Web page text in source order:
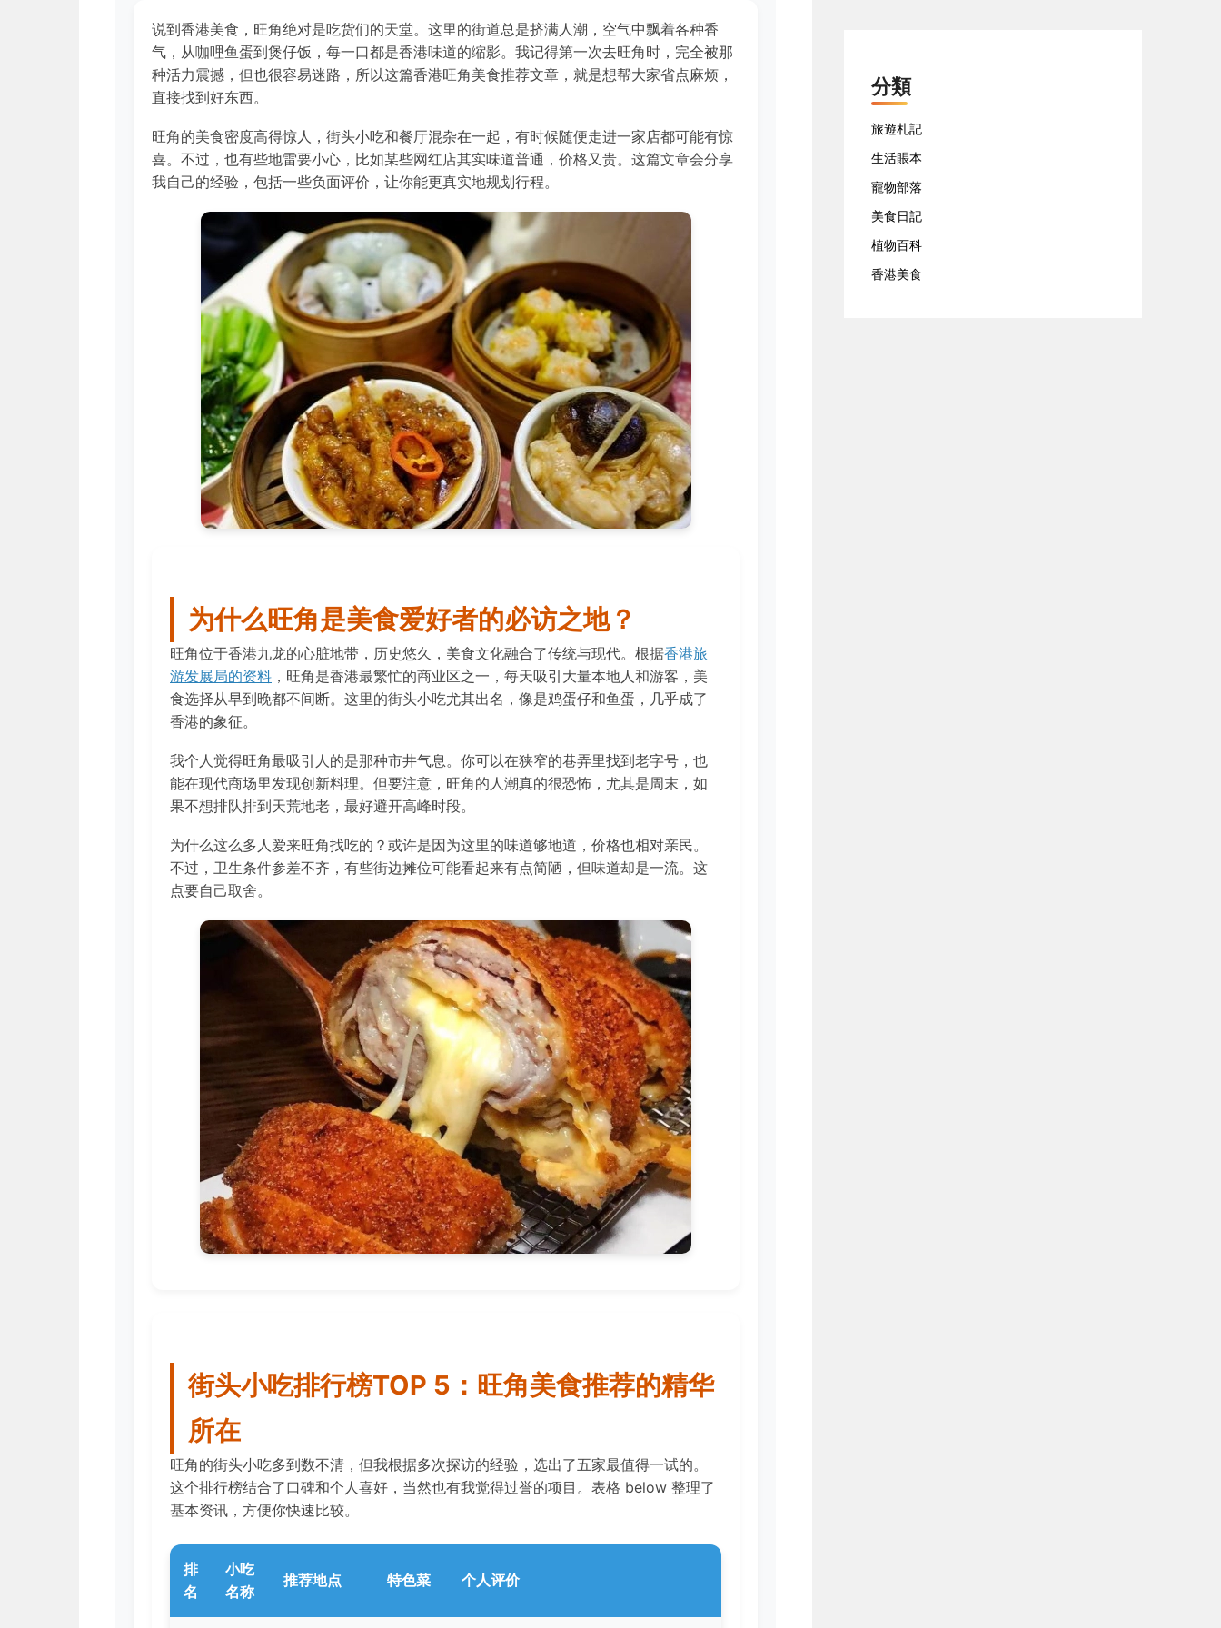
说到香港美食，旺角绝对是吃货们的天堂。这里的街道总是挤满人潮，空气中飘着各种香
气，从咖哩鱼蛋到煲仔饭，每一口都是香港味道的缩影。我记得第一次去旺角时，完全被那
种活力震撼，但也很容易迷路，所以这篇香港旺角美食推荐文章，就是想帮大家省点麻烦，
直接找到好东西。
旺角的美食密度高得惊人，街头小吃和餐厅混杂在一起，有时候随便走进一家店都可能有惊
喜。不过，也有些地雷要小心，比如某些网红店其实味道普通，价格又贵。这篇文章会分享
我自己的经验，包括一些负面评价，让你能更真实地规划行程。
为什么旺角是美食爱好者的必访之地？
旺角位于香港九龙的心脏地带，历史悠久，美食文化融合了传统与现代。根据香港旅
游发展局的资料 ，旺角是香港最繁忙的商业区之一，每天吸引大量本地人和游客，美
食选择从早到晚都不间断。这里的街头小吃尤其出名，像是鸡蛋仔和鱼蛋，几乎成了
香港的象征。
我个人觉得旺角最吸引人的是那种市井气息。你可以在狭窄的巷弄里找到老字号，也
能在现代商场里发现创新料理。但要注意，旺角的人潮真的很恐怖，尤其是周末，如
果不想排队排到天荒地老，最好避开高峰时段。
为什么这么多人爱来旺角找吃的？或许是因为这里的味道够地道，价格也相对亲民。
不过，卫生条件参差不齐，有些街边摊位可能看起来有点简陋，但味道却是一流。这
点要自己取舍。
街头小吃排行榜TOP 5：旺角美食推荐的精华
所在
旺角的街头小吃多到数不清，但我根据多次探访的经验，选出了五家最值得一试的。
这个排行榜结合了口碑和个人喜好，当然也有我觉得过誉的项目。表格 below 整理了
基本资讯，方便你快速比较。
排
名
小吃
名称
推荐地点 特色菜 个人评价
分類
旅遊札記
生活賬本
寵物部落
美食日記
植物百科
香港美食